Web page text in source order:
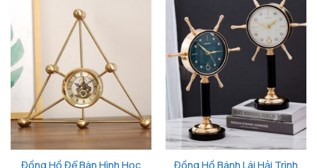
Đồng Hồ Để Bàn Hình Học
Đồng Hồ Bánh Lái Hải Trình